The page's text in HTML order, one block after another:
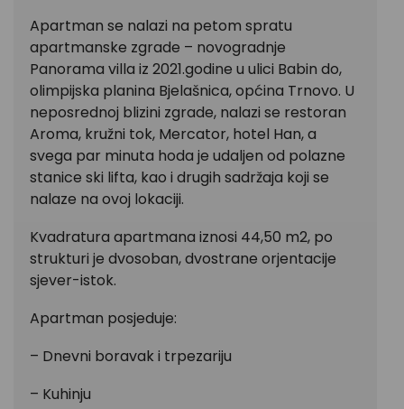
Apartman se nalazi na petom spratu
apartmanske zgrade – novogradnje
Panorama villa iz 2021.godine u ulici Babin do,
olimpijska planina Bjelašnica, općina Trnovo. U
neposrednoj blizini zgrade, nalazi se restoran
Aroma, kružni tok, Mercator, hotel Han, a
svega par minuta hoda je udaljen od polazne
stanice ski lifta, kao i drugih sadržaja koji se
nalaze na ovoj lokaciji.
Kvadratura apartmana iznosi 44,50 m2, po
strukturi je dvosoban, dvostrane orjentacije
sjever-istok.
Apartman posjeduje:
– Dnevni boravak i trpezariju
– Kuhinju